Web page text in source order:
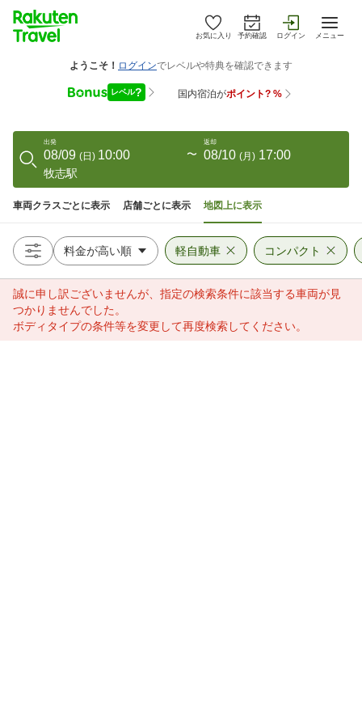
お気に入り 予約確認 ログイン メニュー
出発
08/09 (日) 10:00 〜
返却
08/10 (月 ) 17:00
牧志駅
車両クラスごとに表示 店舗ごとに表示 地図上に表示
軽自動車 コンパクト
誠に申し訳ございませんが、指定の検索条件に該当する車両が見
つかりませんでした。
ボディタイプの条件等を変更して再度検索してください。